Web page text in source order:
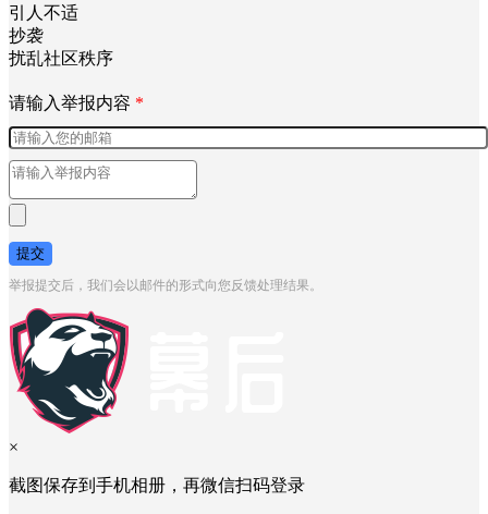
引人不适
抄袭
扰乱社区秩序
请输入举报内容 *
提交
举报提交后，我们会以邮件的形式向您反馈处理结果。
×
截图保存到手机相册，再微信扫码登录